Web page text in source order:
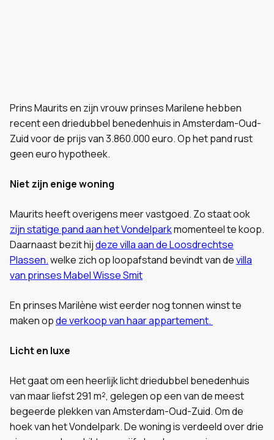
Prins Maurits en zijn vrouw prinses Marilene hebben
recent een driedubbel benedenhuis in Amsterdam-Oud-
Zuid voor de prijs van 3.860.000 euro. Op het pand rust
geen euro hypotheek.
Niet zijn enige woning
Maurits heeft overigens meer vastgoed. Zo staat ook
zijn statige pand aan het Vondelparkmomenteel te koop.
Daarnaast bezit hijdeze villa aan de Loosdrechtse
Plassen.welke zich op loopafstand bevindt van devilla
van prinses Mabel Wisse Smit
En prinses Marilène wist eerder nog tonnen winst te
maken opde verkoop van haar appartement.
Licht en luxe
Het gaat om een heerlijk licht driedubbel benedenhuis
van maar liefst 291 m², gelegen op een van de meest
begeerde plekken van Amsterdam-Oud-Zuid. Om de
hoek van het Vondelpark. De woning is verdeeld over drie